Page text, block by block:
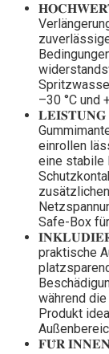
–30 °C und
𝐋𝐄𝐈𝐒𝐓𝐔𝐍𝐆
einrollen
eine stabile
Safe-Box
praktische
während
Produkt
𝐅𝐔̈𝐑